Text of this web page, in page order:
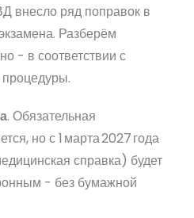
внесло ряд поправок в
Разберём
- в соответствии с
. Обязательная
но с 1 марта 2027 года
справка) будет
- без бумажной